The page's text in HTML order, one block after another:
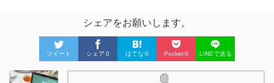
シェアをお願いします。
ツイート シェア 0 はてな 0 Pocket0 LINEで送る